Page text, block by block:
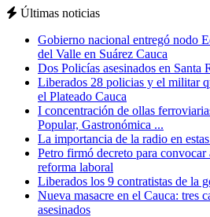
Últimas noticias
Gobierno nacional entregó nodo
del Valle en Suárez Cauca
Dos Policías asesinados en Santa
Liberados 28 policias y el militar
el Plateado Cauca
I concentración de ollas
Popular, Gastronómica ...
La importancia de la radio en
Petro firmó decreto para
reforma laboral
Liberados los 9 contratistas de la
Nueva masacre en el Cauca: tres
asesinados